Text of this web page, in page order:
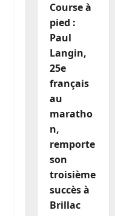
Course à
pied :
Paul
Langin,
25e
français
au
maratho
n,
remporte
son
troisième
succès à
Brillac